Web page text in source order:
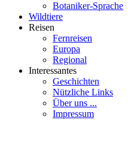
Botaniker-Sprache
Wildtiere
Reisen
Fernreisen
Europa
Regional
Interessantes
Geschichten
Nützliche Links
Über uns ...
Impressum